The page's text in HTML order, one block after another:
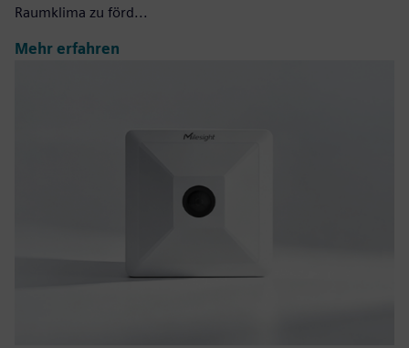
Raumklima zu förd...
Mehr erfahren